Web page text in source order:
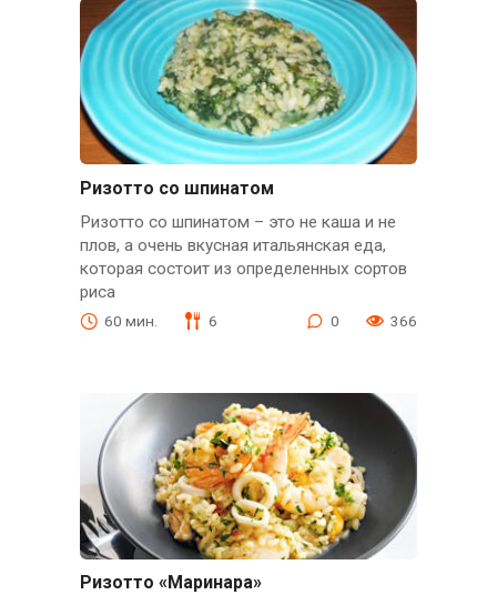
Ризотто со шпинатом
Ризотто со шпинатом – это не каша и не
плов, а очень вкусная итальянская еда,
которая состоит из определенных сортов
риса
60 мин. 6 0 366
Ризотто «Маринара»